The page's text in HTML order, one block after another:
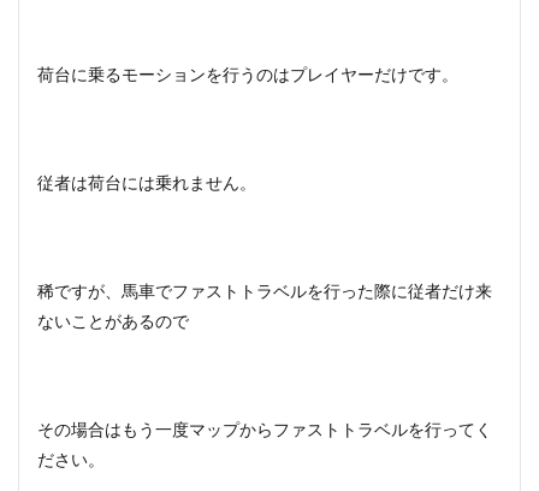
荷台に乗るモーションを行うのはプレイヤーだけです。
従者は荷台には乗れません。
稀ですが、馬車でファストトラベルを行った際に従者だけ来
ないことがあるので
その場合はもう一度マップからファストトラベルを行ってく
ださい。